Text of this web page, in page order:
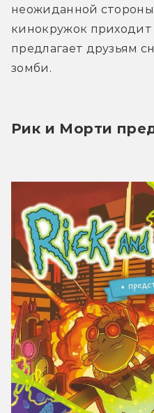
неожиданной
кинокружок
предлагает друзьям
зомби.
Рик и Морти